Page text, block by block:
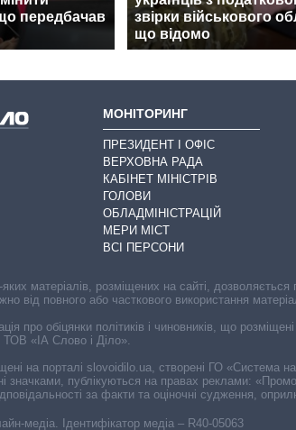
передбачав
звірки військового
що відомо
МОНІТОРИНГ
ПРЕЗИДЕНТ І ОФІС
ВЕРХОВНА РАДА
КАБІНЕТ МІНІСТРІВ
ГОЛОВИ
ОБЛАДМІНІСТРАЦІЙ
МЕРИ МІСТ
ВСІ ПЕРСОНИ
медіа. Ідентифікатор медіа – R40-05063
матеріалів, розміщених на сайті,
від повного або часткового використання
про обіцянки політиків і чиновників, що
ТОВ «ІА Слово і Діло».
на порталі slovoidilo.ua, створені ГО
значками, публікуються на правах реклами:
за факти та оціночні судження,